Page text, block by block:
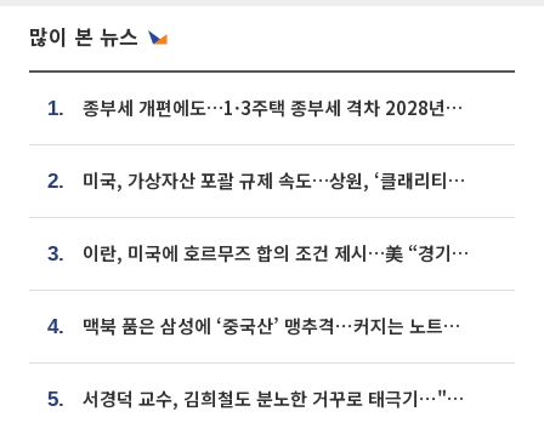
많이 본 뉴스
1. 종부세 개편에도…1·3주택 종부세 격차 2028년부터 확대
2. 미국, 가상자산 포괄 규제 속도…상원, ‘클래리티법’ 9월 절차투표 추진
3. 이란, 미국에 호르무즈 합의 조건 제시…美 “경기 아직 안 끝나” [종합]
4. 맥북 품은 삼성에 ‘중국산’ 맹추격⋯커지는 노트북 OLED 시장
5. 서경덕 교수, 김희철도 분노한 거꾸로 태극기⋯"엉터리는 아냐, 아쉬울 뿐"